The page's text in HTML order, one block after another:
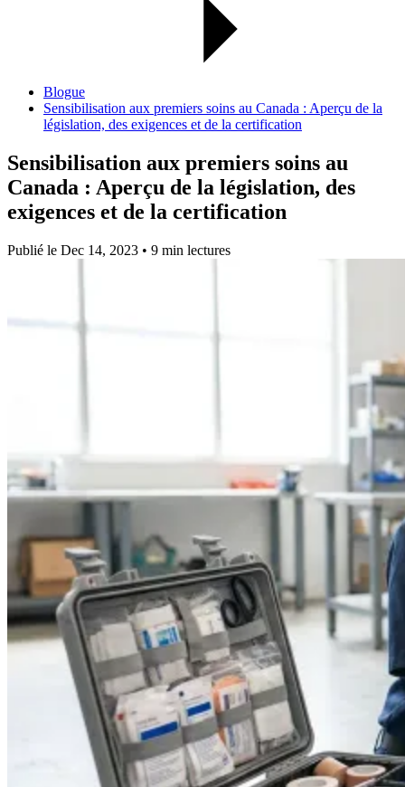
Blogue
Sensibilisation aux premiers soins au Canada : Aperçu de la
législation, des exigences et de la certification
Sensibilisation aux premiers soins au
Canada : Aperçu de la législation, des
exigences et de la certification
Publié le Dec 14, 2023 • 9 min lectures